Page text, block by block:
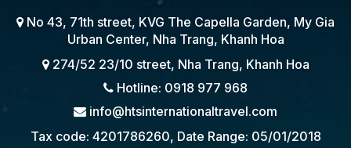
No 43, 71th street, KVG The Capella Garden, My Gia
Urban Center, Nha Trang, Khanh Hoa
274/52 23/10 street, Nha Trang, Khanh Hoa
Hotline: 0918 977 968
info@htsinternationaltravel.com
Tax code: 4201786260, Date Range: 05/01/2018